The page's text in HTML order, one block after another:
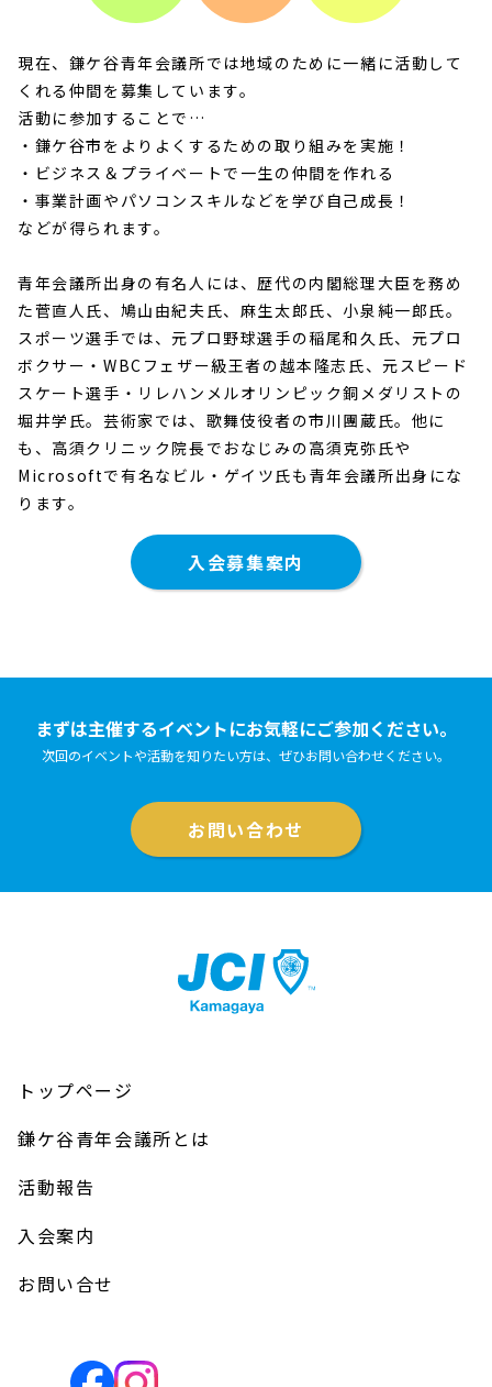
活動報告
入会案内
お問い合わせ
現在、鎌ケ谷青年会議所では地域のために一緒に活動して
くれる仲間を募集しています。
活動に参加することで…
・鎌ケ谷市をよりよくするための取り組みを実施！
・ビジネス＆プライベートで一生の仲間を作れる
・事業計画やパソコンスキルなどを学び自己成長！
などが得られます。
青年会議所出身の有名人には、歴代の内閣総理大臣を務め
た菅直人氏、鳩山由紀夫氏、麻生太郎氏、小泉純一郎氏。
スポーツ選手では、元プロ野球選手の稲尾和久氏、元プロ
ボクサー・WBCフェザー級王者の越本隆志氏、元スピード
スケート選手・リレハンメルオリンピック銅メダリストの
堀井学氏。芸術家では、歌舞伎役者の市川團蔵氏。他に
も、高須クリニック院長でおなじみの高須克弥氏や
Microsoftで有名なビル・ゲイツ氏も青年会議所出身にな
ります。
入会募集案内
まずは主催するイベントにお気軽にご参加ください。
次回のイベントや活動を知りたい方は、ぜひお問い合わせください。
お問い合わせ
トップページ
鎌ケ谷青年会議所とは
活動報告
入会案内
お問い合せ